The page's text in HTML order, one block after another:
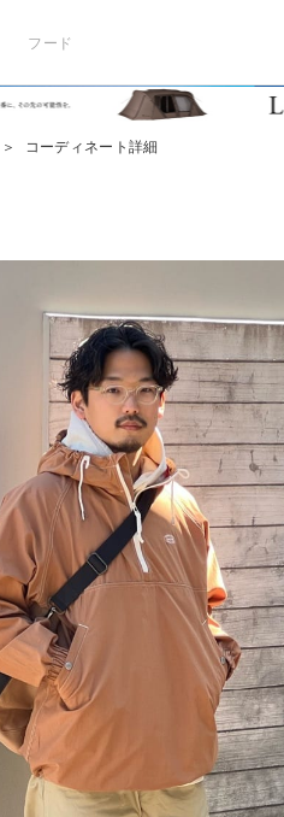
フード
＞ コーディネート詳細